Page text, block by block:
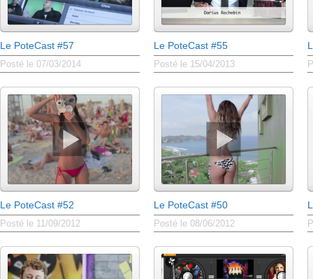
Le PoteCast #57
Posté le 07/03/2014
Le PoteCast #55
Posté le 15/04/2013
Le PoteCast #52
Posté le 11/09/2012
Le PoteCast #50
Posté le 08/06/2012